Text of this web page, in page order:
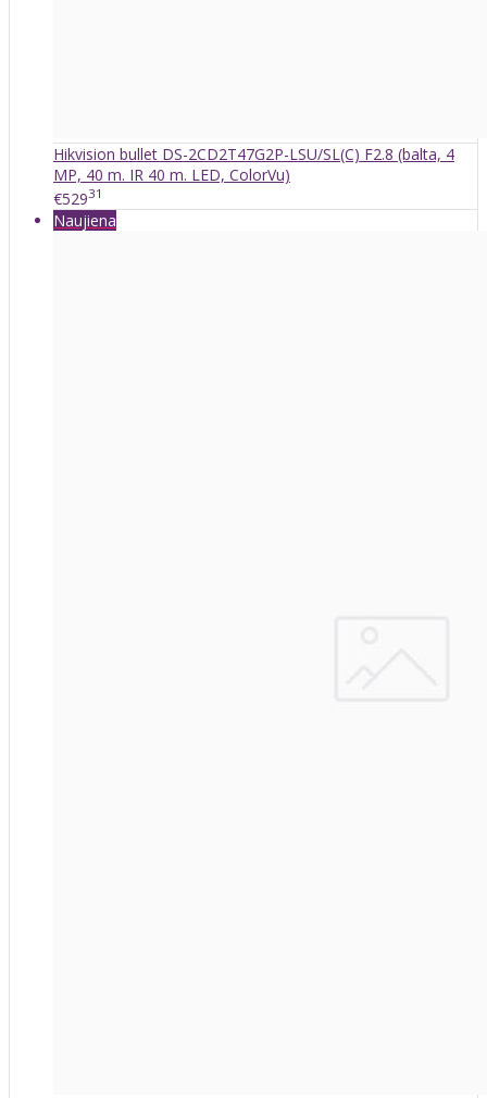
Hikvision bullet DS-2CD2T47G2P-LSU/SL(C) F2.8 (balta, 4
MP, 40 m. IR 40 m. LED, ColorVu)
€52931
Naujiena